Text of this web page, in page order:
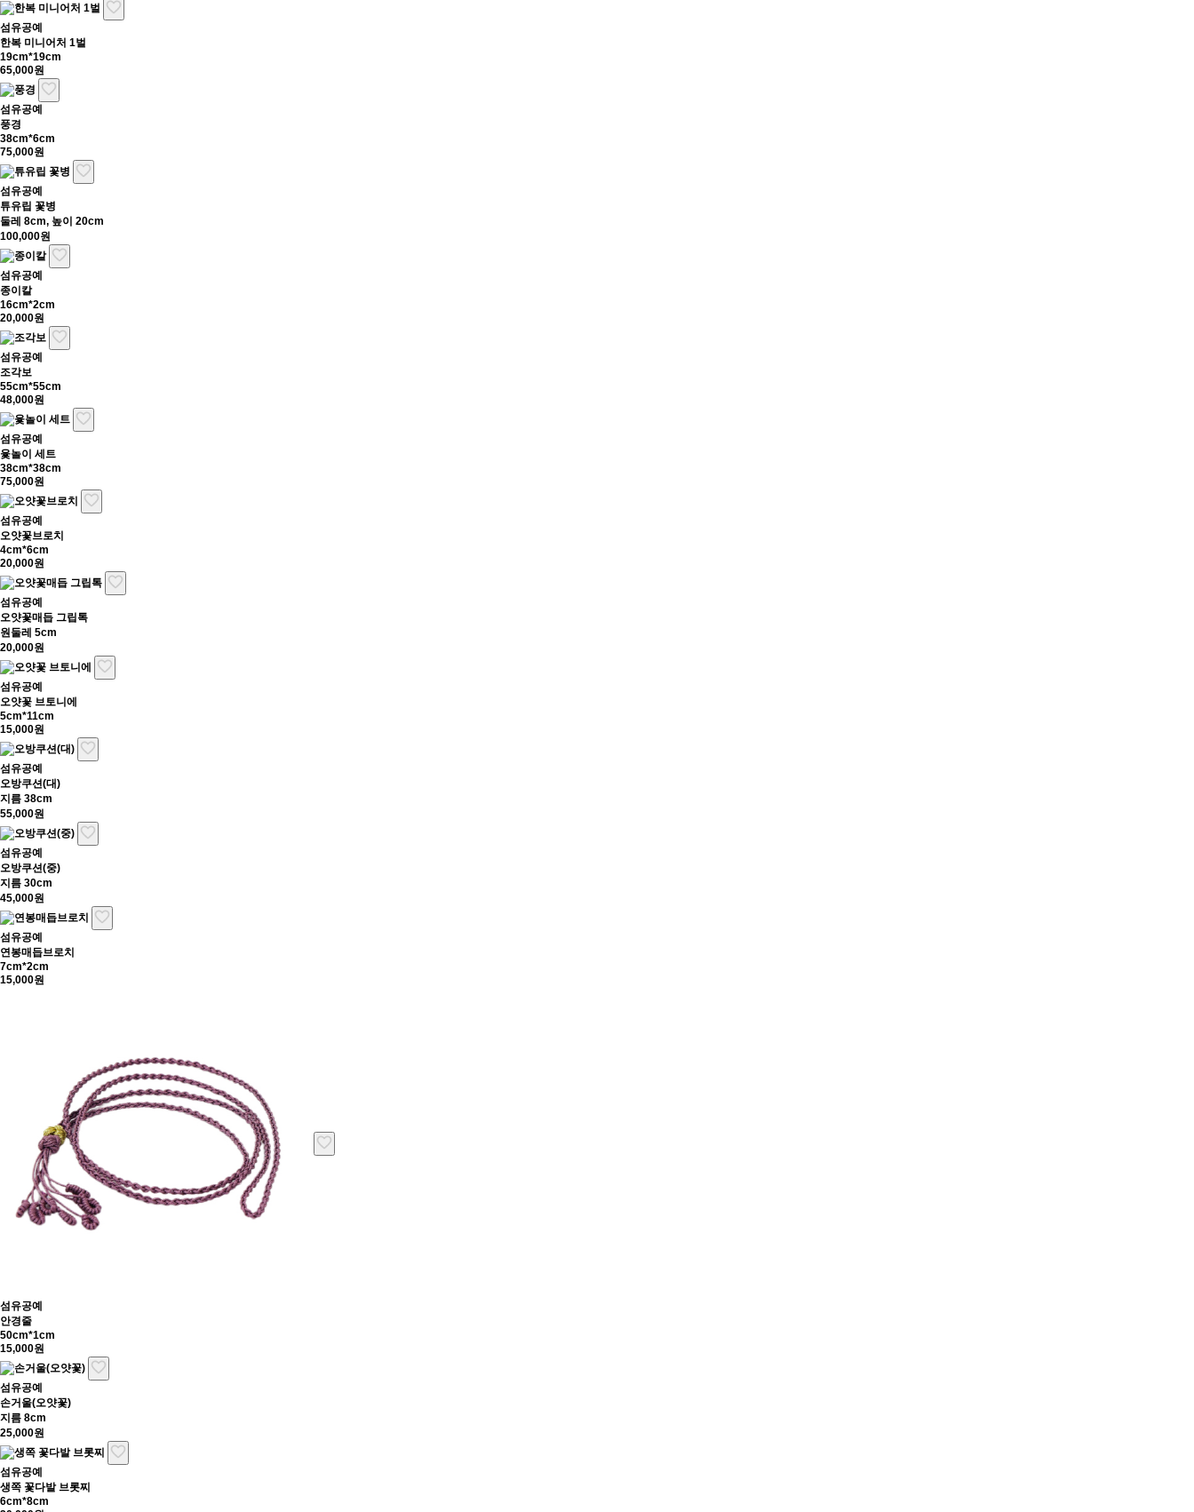
섬유공예
한복 미니어처 1벌
19cm*19cm
65,000원
섬유공예
풍경
38cm*6cm
75,000원
섬유공예
튜유립 꽃병
둘레 8cm, 높이 20cm
100,000원
섬유공예
종이칼
16cm*2cm
20,000원
섬유공예
조각보
55cm*55cm
48,000원
섬유공예
윷놀이 세트
38cm*38cm
75,000원
섬유공예
오얏꽃브로치
4cm*6cm
20,000원
섬유공예
오얏꽃매듭 그립톡
원둘레 5cm
20,000원
섬유공예
오얏꽃 브토니에
5cm*11cm
15,000원
섬유공예
오방쿠션(대)
지름 38cm
55,000원
섬유공예
오방쿠션(중)
지름 30cm
45,000원
섬유공예
연봉매듭브로치
7cm*2cm
15,000원
섬유공예
안경줄
50cm*1cm
15,000원
섬유공예
손거울(오얏꽃)
지름 8cm
25,000원
섬유공예
생쪽 꽃다발 브롯찌
6cm*8cm